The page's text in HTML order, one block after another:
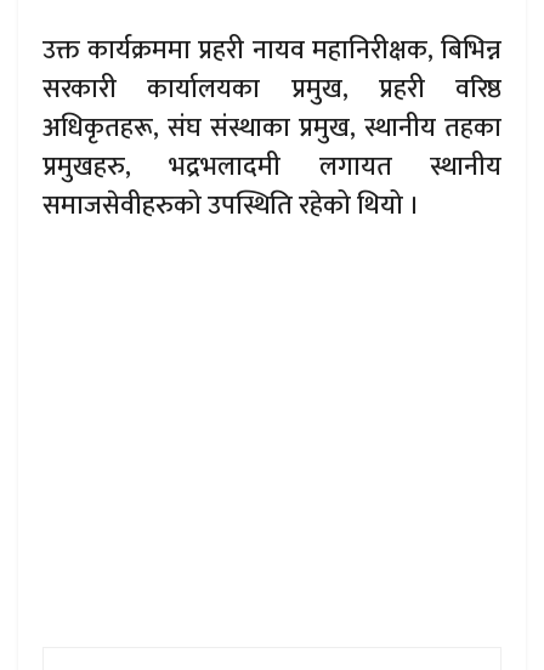
उक्त कार्यक्रममा प्रहरी नायव महानिरीक्षक, बिभिन्न
सरकारी कार्यालयका प्रमुख, प्रहरी वरिष्ठ
अधिकृतहरू, संघ संस्थाका प्रमुख, स्थानीय तहका
प्रमुखहरु, भद्रभलादमी लगायत स्थानीय
समाजसेवीहरुको उपस्थिति रहेको थियो ।